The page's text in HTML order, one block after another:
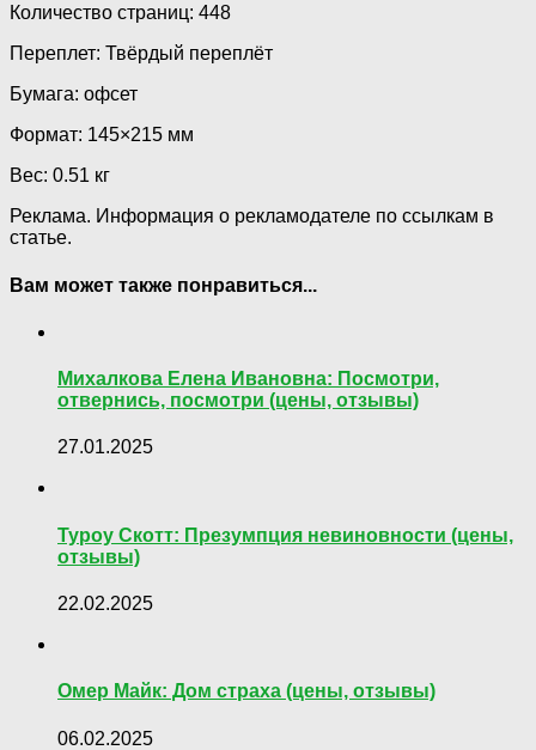
Количество страниц: 448
Переплет: Твёрдый переплёт
Бумага: офсет
Формат: 145×215 мм
Вес: 0.51 кг
Реклама. Информация о рекламодателе по ссылкам в
статье.
Вам может также понравиться...
Михалкова Елена Ивановна: Посмотри,
отвернись, посмотри (цены, отзывы)
27.01.2025
Туроу Скотт: Презумпция невиновности (цены,
отзывы)
22.02.2025
Омер Майк: Дом страха (цены, отзывы)
06.02.2025